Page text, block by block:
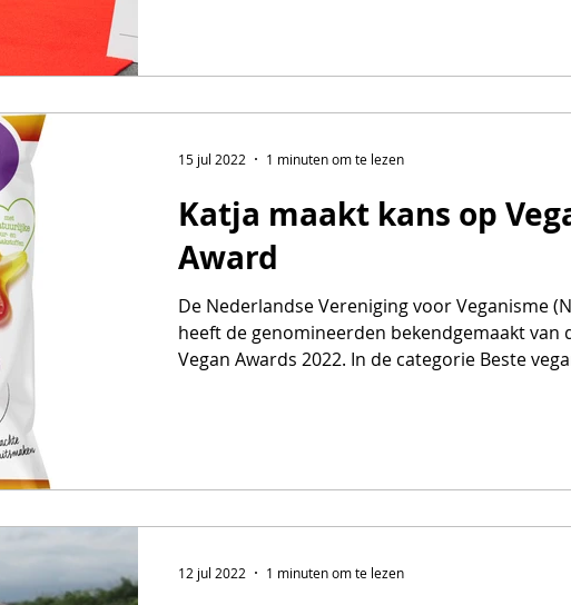
Katja maakt kans op
Award
De Nederlandse Vereniging voor Veganisme
heeft de genomineerden bekendgemaakt van
Vegan Awards 2022. In de categorie Beste
15 jul 2022 1 minuten om te lezen
12 jul 2022 1 minuten om te lezen